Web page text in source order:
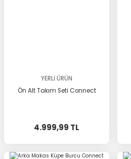
YERLİ ÜRÜN
Ön Alt Takım Seti Connect
4.999,99 TL